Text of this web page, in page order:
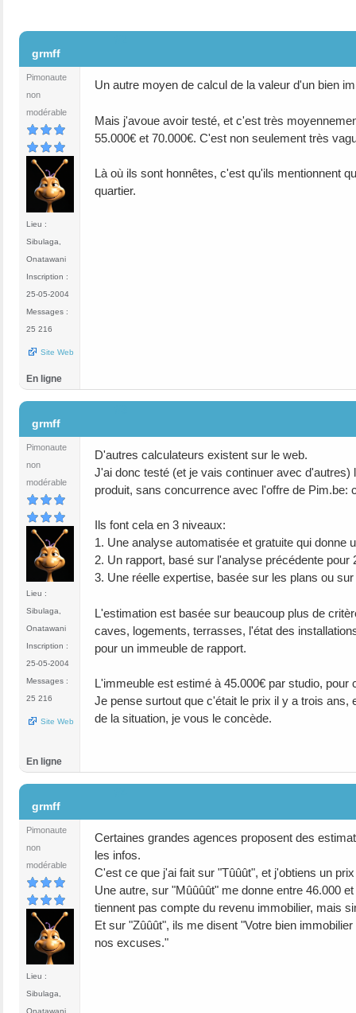
grmff
Pimonaute
non
modérable
Lieu :
Sibulaga,
Onatawani
Inscription :
25-05-2004
Messages :
25 216
Site Web
Un autre moyen de calcul de la valeur d'un bien
Mais j'avoue avoir testé, et c'est très
55.000€ et 70.000€. C'est non seulement très
Là où ils sont honnêtes, c'est qu'ils mentionnent
quartier.
En ligne
grmff
Pimonaute
non
modérable
Lieu :
Sibulaga,
Onatawani
Inscription :
25-05-2004
Messages :
25 216
Site Web
D'autres calculateurs existent sur le web.
J'ai donc testé (et je vais continuer avec
produit, sans concurrence avec l'offre de
Ils font cela en 3 niveaux:
1. Une analyse automatisée et gratuite qui donne
2. Un rapport, basé sur l'analyse précédente
3. Une réelle expertise, basée sur les plans ou
L'estimation est basée sur beaucoup plus de
caves, logements, terrasses, l'état des
pour un immeuble de rapport.
L'immeuble est estimé à 45.000€ par studio,
Je pense surtout que c'était le prix il y a trois ans,
de la situation, je vous le concède.
En ligne
grmff
Pimonaute
non
modérable
Lieu :
Sibulaga,
Onatawani
Certaines grandes agences proposent des
les infos.
C'est ce que j'ai fait sur "Tûûût", et j'obtiens un
Une autre, sur "Mûûûût" me donne entre 46.000
tiennent pas compte du revenu immobilier, mais
Et sur "Zûûût", ils me disent "Votre bien
nos excuses."